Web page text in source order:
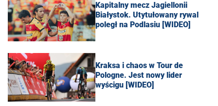
Kapitalny mecz Jagiellonii
Białystok. Utytułowany rywal
poległ na Podlasiu [WIDEO]
Kraksa i chaos w Tour de
Pologne. Jest nowy lider
wyścigu [WIDEO]